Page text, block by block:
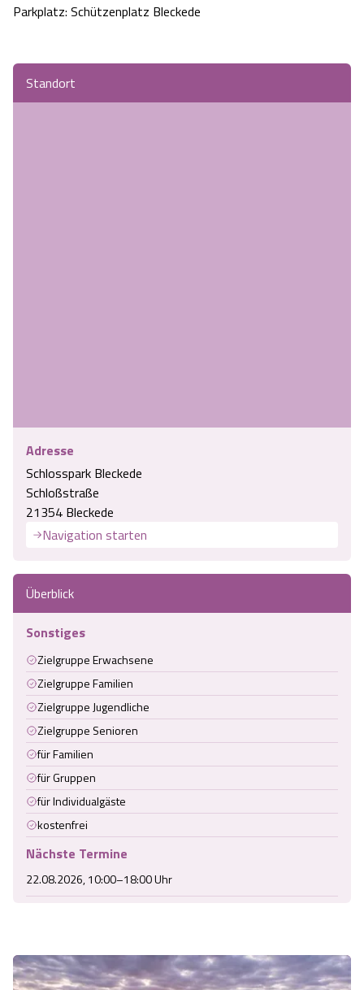
Veranstaltungen
Unterkünfte
Ausflugsziele
Parkplatz: Schützenplatz Bleckede
Standort
Adresse
Schlosspark Bleckede
Schloßstraße
21354 Bleckede
Navigation starten
Überblick
Sonstiges
Zielgruppe Erwachsene
Zielgruppe Familien
Zielgruppe Jugendliche
Zielgruppe Senioren
für Familien
für Gruppen
für Individualgäste
kostenfrei
Nächste Termine
22.08.2026, 10:00–18:00 Uhr